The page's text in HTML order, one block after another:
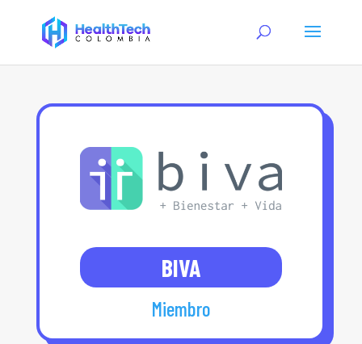
BIVA
Miembro